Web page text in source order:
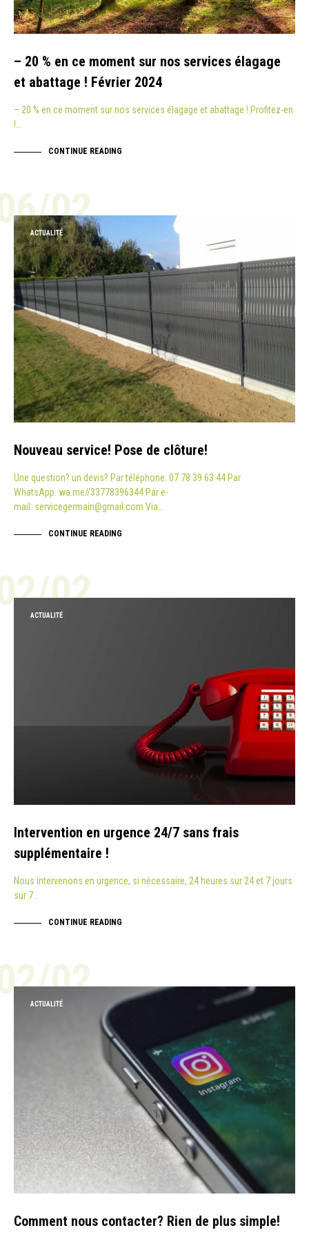
– 20 % en ce moment sur nos services élagage
et abattage ! Février 2024
– 20 % en ce moment sur nos services élagage et abattage ! Profitez-en
!…
CONTINUE READING
02
ACTUALITÉ
Nouveau service! Pose de clôture!
Une question? un devis? Par téléphone: 07 78 39 63 44 Par
WhatsApp: wa.me//33778396344 Par e-
mail: servicegermain@gmail.com Via…
CONTINUE READING
02
ACTUALITÉ
Intervention en urgence 24/7 sans frais
supplémentaire !
Nous intervenons en urgence, si nécessaire, 24 heures sur 24 et 7 jours
sur 7…
CONTINUE READING
02
ACTUALITÉ
Comment nous contacter? Rien de plus simple!